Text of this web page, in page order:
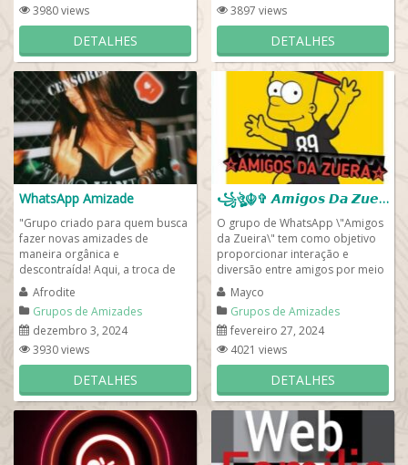
3980 views
DETALHES
3897 views
DETALHES
WhatsApp Amizade
"Grupo criado para quem busca
fazer novas amizades de
maneira orgânica e
descontraída! Aqui, a troca de
experiências e o bate-papo
fluido são sempre...
Afrodite
Grupos de Amizades
dezembro 3, 2024
3930 views
DETALHES
꧁ঔৣ☬✞ 𝘼𝙢𝙞𝙜𝙤𝙨 𝘿𝙖 𝙕𝙪𝙚𝙞𝙧𝙖 ✞☬ঔৣ꧂
O grupo de WhatsApp \"Amigos
da Zueira\" tem como objetivo
proporcionar interação e
diversão entre amigos por meio
de conversas descontraídas,...
Mayco
Grupos de Amizades
fevereiro 27, 2024
4021 views
DETALHES